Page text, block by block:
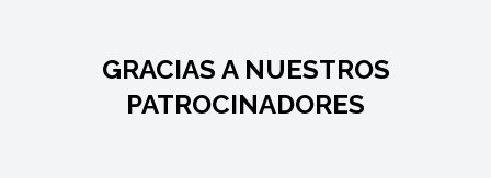
GRACIAS A NUESTROS
PATROCINADORES